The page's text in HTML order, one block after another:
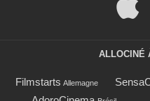
ALLOCINÉ
Filmstarts Allemagne